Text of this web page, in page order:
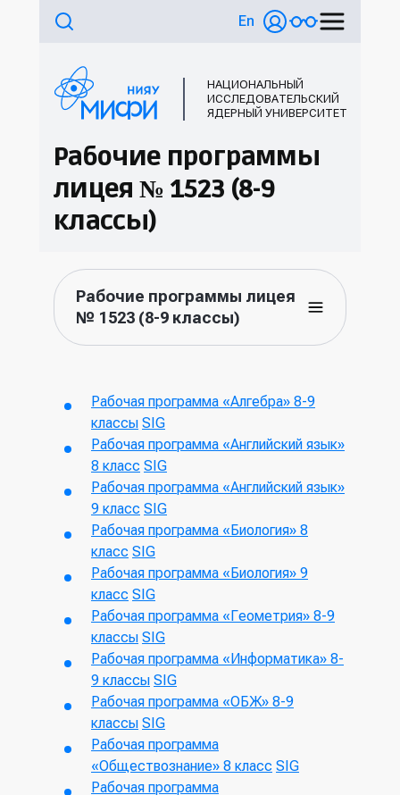
En
НАЦИОНАЛЬНЫЙ
ИССЛЕДОВАТЕЛЬСКИЙ
ЯДЕРНЫЙ УНИВЕРСИТЕТ
Рабочие программы
лицея № 1523 (8-9
классы)
Рабочая программа «Алгебра» 8-9
классы SIG
Рабочая программа «Английский язык»
8 класс SIG
Рабочая программа «Английский язык»
9 класс SIG
Рабочая программа «Биология» 8
класс SIG
Рабочая программа «Биология» 9
класс SIG
Рабочая программа «Геометрия» 8-9
классы SIG
Рабочая программа «Информатика» 8-
9 классы SIG
Рабочая программа «ОБЖ» 8-9
классы SIG
Рабочая программа
«Обществознание» 8 класс SIG
Рабочая программа
Рабочие программы лицея
№ 1523 (8-9 классы)